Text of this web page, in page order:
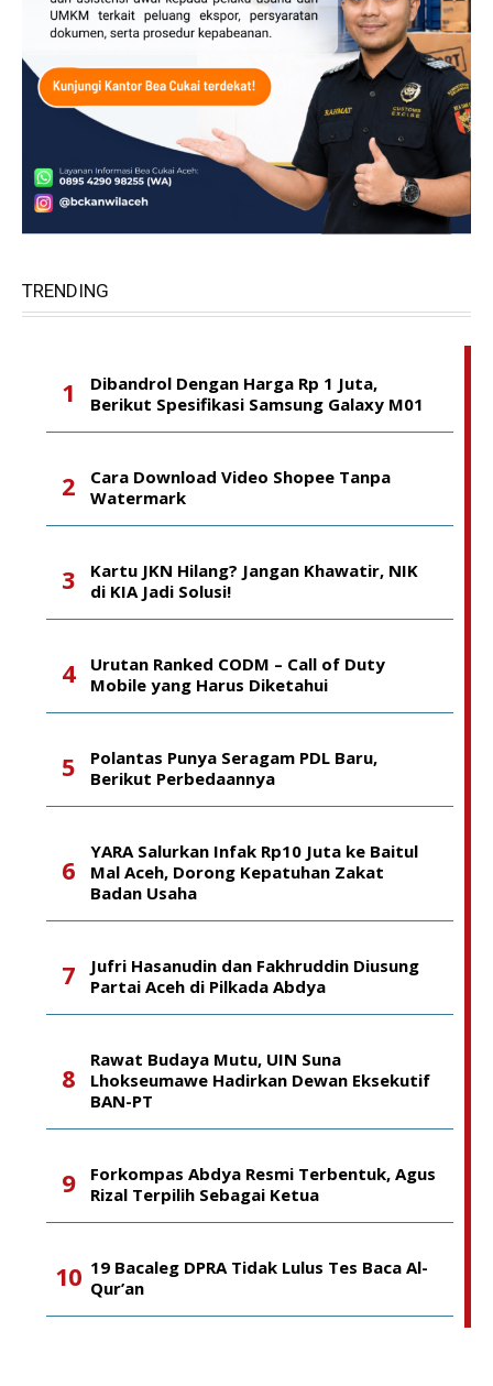
TRENDING
Dibandrol Dengan Harga Rp 1 Juta,
Berikut Spesifikasi Samsung Galaxy M01
Cara Download Video Shopee Tanpa
Watermark
Kartu JKN Hilang? Jangan Khawatir, NIK
di KIA Jadi Solusi!
Urutan Ranked CODM – Call of Duty
Mobile yang Harus Diketahui
Polantas Punya Seragam PDL Baru,
Berikut Perbedaannya
YARA Salurkan Infak Rp10 Juta ke Baitul
Mal Aceh, Dorong Kepatuhan Zakat
Badan Usaha
Jufri Hasanudin dan Fakhruddin Diusung
Partai Aceh di Pilkada Abdya
Rawat Budaya Mutu, UIN Suna
Lhokseumawe Hadirkan Dewan Eksekutif
BAN-PT
Forkompas Abdya Resmi Terbentuk, Agus
Rizal Terpilih Sebagai Ketua
19 Bacaleg DPRA Tidak Lulus Tes Baca Al-
Qur’an